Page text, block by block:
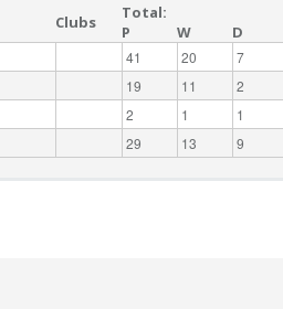
Clubs
Total:
P
W D
41 20 7
19 11 2
2 1 1
29 13 9